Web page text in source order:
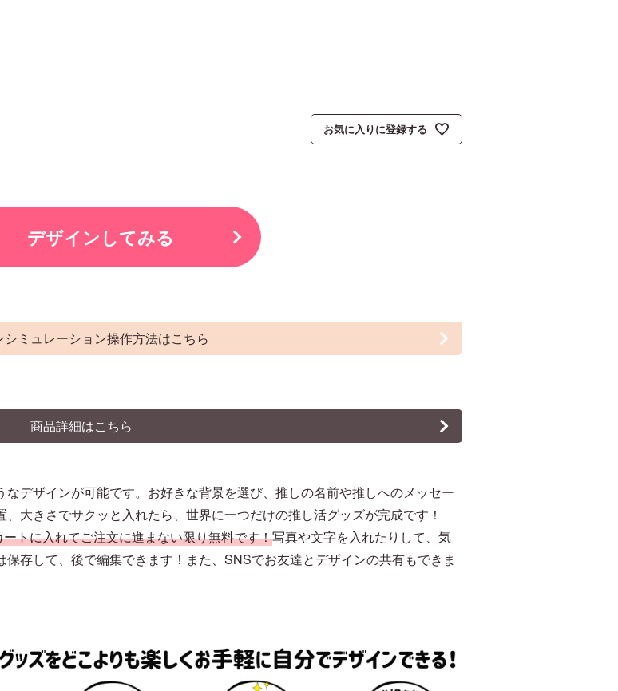
お気に入りに登録する
デザインしてみる
シミュレーション操作方法はこちら
商品詳細はこちら
デザインが可能です。お好きな背景を選び、推しの名前や推しへのメッセー
大きさでサクッと入れたら、世界に一つだけの推し活グッズが完成です！
ートに入れてご注文に進まない限り無料です！写真や文字を入れたりして、気
存して、後で編集できます！また、SNSでお友達とデザインの共有もできま